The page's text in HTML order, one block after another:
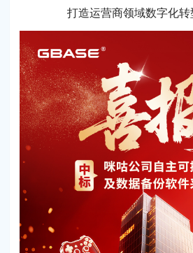
打造运营商领域数字化转